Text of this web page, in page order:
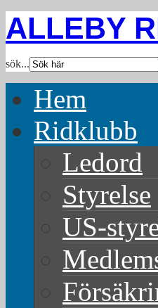
ALLEBY
sök...
Hem
Ridklubb
Ledord
Styrelse
US-